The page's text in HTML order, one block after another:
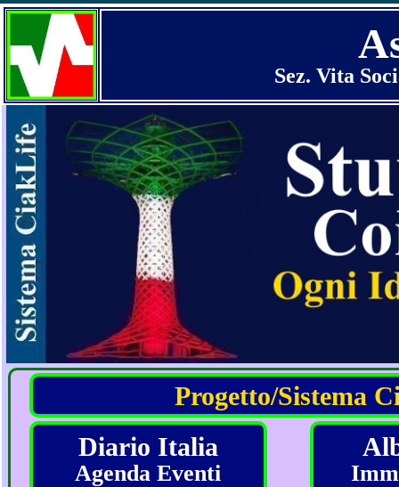
Sez. Vita
Progetto/Sistema
Diario Italia
Agenda Eventi